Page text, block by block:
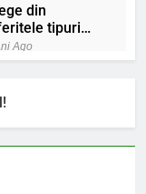
din
tipuri
bratara de
Ago